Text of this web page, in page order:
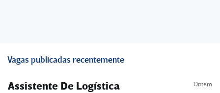
Vagas publicadas recentemente
Assistente De Logística Ontem